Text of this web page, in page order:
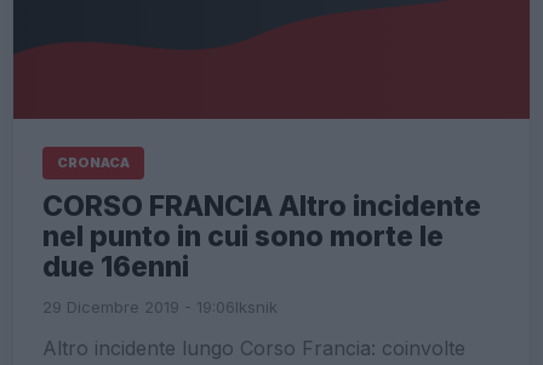
CRONACA
CORSO FRANCIA Altro incidente
nel punto in cui sono morte le
due 16enni
29 Dicembre 2019 - 19:06Iksnik
Altro incidente lungo Corso Francia: coinvolte